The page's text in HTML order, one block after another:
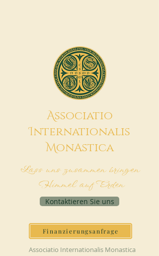
Associatio
Internationalis
MonAstica
Lass uns zusammen bringen
Himmel auf Erden
Kontaktieren Sie uns
Finanzierungsanfrage
Associatio Internationalis Monastica